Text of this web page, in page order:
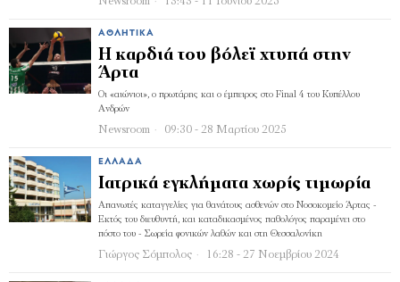
ΑΘΛΗΤΙΚΆ
Η καρδιά του βόλεϊ χτυπά στην
Άρτα
Οι «αιώνιοι», ο πρωτάρης και ο έμπειρος στο Final 4 του Κυπέλλου
Ανδρών
Newsroom 09:30 - 28 Μαρτίου 2025
ΕΛΛΆΔΑ
Ιατρικά εγκλήματα χωρίς τιμωρία
Απανωτές καταγγελίες για θανάτους ασθενών στο Νοσοκομείο Άρτας -
Εκτός του διευθυντή, και καταδικασμένος παθολόγος παραμένει στο
πόστο του - Σωρεία φονικών λαθών και στη Θεσσαλονίκη
Γιώργος Σόμπολος 16:28 - 27 Νοεμβρίου 2024